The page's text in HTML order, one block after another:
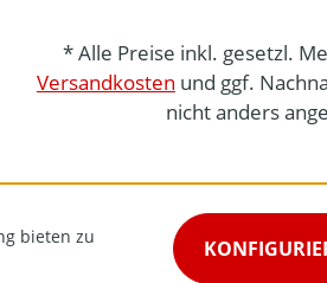
* Alle Preise inkl. gesetzl.
Versandkosten und ggf.
nicht anders
bieten zu